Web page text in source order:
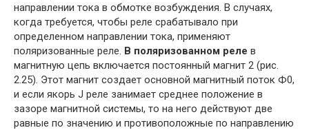
направлении тока в обмотке возбуждения. В случаях,
когда требуется, чтобы реле срабатывало при
определенном направлении тока, применяют
поляризованные реле. В поляризованном реле в
магнитную цепь включается постоянный магнит 2 (рис.
2.25). Этот магнит создает основной магнитный поток Ф0,
и если якорь J реле занимает среднее положение в
зазоре магнитной системы, то на него действуют две
равные по значению и противоположные по направлению